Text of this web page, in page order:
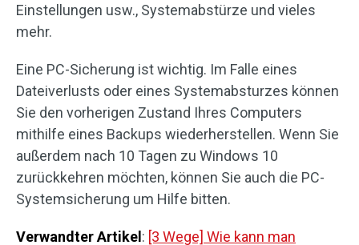
Einstellungen usw., Systemabstürze und vieles
mehr.
Eine PC-Sicherung ist wichtig. Im Falle eines
Dateiverlusts oder eines Systemabsturzes können
Sie den vorherigen Zustand Ihres Computers
mithilfe eines Backups wiederherstellen. Wenn Sie
außerdem nach 10 Tagen zu Windows 10
zurückkehren möchten, können Sie auch die PC-
Systemsicherung um Hilfe bitten.
Verwandter Artikel : [3 Wege] Wie kann man